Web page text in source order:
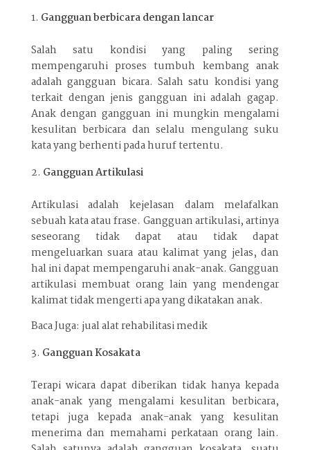
Gangguan berbicara dengan lancar
Salah satu kondisi yang paling sering
mempengaruhi proses tumbuh kembang anak
adalah gangguan bicara. Salah satu kondisi yang
terkait dengan jenis gangguan ini adalah gagap.
Anak dengan gangguan ini mungkin mengalami
kesulitan berbicara dan selalu mengulang suku
kata yang berhenti pada huruf tertentu.
Gangguan Artikulasi
Artikulasi adalah kejelasan dalam melafalkan
sebuah kata atau frase. Gangguan artikulasi, artinya
seseorang tidak dapat atau tidak dapat
mengeluarkan suara atau kalimat yang jelas, dan
hal ini dapat mempengaruhi anak-anak. Gangguan
artikulasi membuat orang lain yang mendengar
kalimat tidak mengerti apa yang dikatakan anak.
Baca Juga: jual alat rehabilitasi medik
Gangguan Kosakata
Terapi wicara dapat diberikan tidak hanya kepada
anak-anak yang mengalami kesulitan berbicara,
tetapi juga kepada anak-anak yang kesulitan
menerima dan memahami perkataan orang lain.